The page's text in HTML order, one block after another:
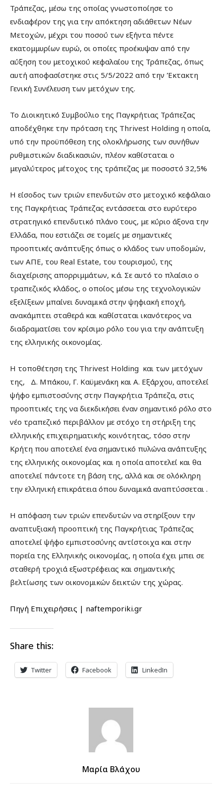
Τράπεζας, μέσω της οποίας γνωστοποίησε το
ενδιαφέρον της για την απόκτηση αδιάθετων Νέων
Μετοχών, μέχρι του ποσού των εξήντα πέντε
εκατομμυρίων ευρώ, οι οποίες προέκυψαν από την
αύξηση του μετοχικού κεφαλαίου της Τράπεζας, όπως
αυτή αποφασίστηκε στις 5/5/2022 από την Έκτακτη
Γενική Συνέλευση των μετόχων της.
Το Διοικητικό Συμβούλιο της Παγκρήτιας Τράπεζας
αποδέχθηκε την πρόταση της Thrivest Holding η οποία,
υπό την προϋπόθεση της ολοκλήρωσης των συνήθων
ρυθμιστικών διαδικασιών, πλέον καθίσταται ο
μεγαλύτερος μέτοχος της τράπεζας με ποσοστό 32,5%
Η είσοδος των τριών επενδυτών στο μετοχικό κεφάλαιο
της Παγκρήτιας Τράπεζας εντάσσεται στο ευρύτερο
στρατηγικό επενδυτικό πλάνο τους, με κύριο άξονα την
Ελλάδα, που εστιάζει σε τομείς με σημαντικές
προοπτικές ανάπτυξης όπως ο κλάδος των υποδομών,
των ΑΠΕ, του Real Estate, του τουρισμού, της
διαχείρισης απορριμμάτων, κ.ά. Σε αυτό το πλαίσιο ο
τραπεζικός κλάδος, ο οποίος μέσω της τεχνολογικών
εξελίξεων μπαίνει δυναμικά στην ψηφιακή εποχή,
ανακάμπτει σταθερά και καθίσταται ικανότερος να
διαδραματίσει τον κρίσιμο ρόλο του για την ανάπτυξη
της ελληνικής οικονομίας.
Η τοποθέτηση της Thrivest Holding και των μετόχων
της, Δ. Μπάκου, Γ. Καϋμενάκη και Α. Εξάρχου, αποτελεί
ψήφο εμπιστοσύνης στην Παγκρήτια Τράπεζα, στις
προοπτικές της να διεκδικήσει έναν σημαντικό ρόλο στο
νέο τραπεζικό περιβάλλον με στόχο τη στήριξη της
ελληνικής επιχειρηματικής κοινότητας, τόσο στην
Κρήτη που αποτελεί ένα σημαντικό πυλώνα ανάπτυξης
της ελληνικής οικονομίας και η οποία αποτελεί και θα
αποτελεί πάντοτε τη βάση της, αλλά και σε ολόκληρη
την ελληνική επικράτεια όπου δυναμικά αναπτύσσεται .
Η απόφαση των τριών επενδυτών να στηρίξουν την
αναπτυξιακή προοπτική της Παγκρήτιας Τράπεζας
αποτελεί ψήφο εμπιστοσύνης αντίστοιχα και στην
πορεία της Ελληνικής οικονομίας, η οποία έχει μπει σε
σταθερή τροχιά εξωστρέφειας και σημαντικής
βελτίωσης των οικονομικών δεικτών της χώρας.
Πηγή Επιχειρήσεις | naftemporiki.gr
Share this:
Twitter Facebook LinkedIn
Μαρία Βλάχου